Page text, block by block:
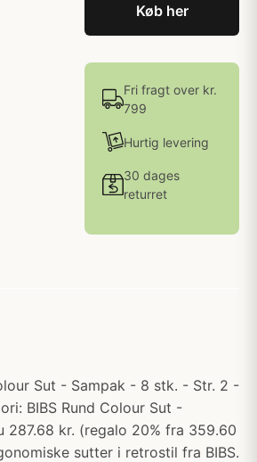
Køb her
Fri fragt over kr.
799
Hurtig levering
30 dages
returret
Sut - Sampak - 8 stk. - Str. 2 -
BIBS Rund Colour Sut -
287.68 kr. (regalo 20% fra 359.60
sutter i retrostil fra BIBS.